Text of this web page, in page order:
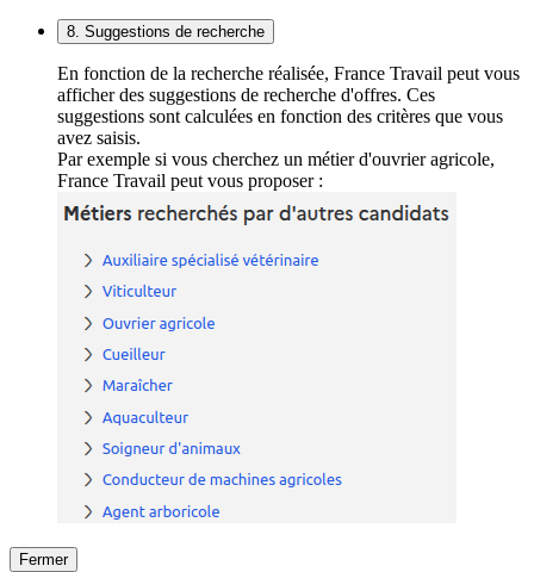
8. Suggestions de recherche
En fonction de la recherche réalisée, France Travail peut vous
afficher des suggestions de recherche d'offres. Ces
suggestions sont calculées en fonction des critères que vous
avez saisis.
Par exemple si vous cherchez un métier d'ouvrier agricole,
France Travail peut vous proposer :
Fermer